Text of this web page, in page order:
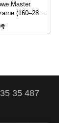
Master
(160–280
35 487